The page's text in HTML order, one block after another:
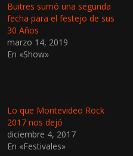
Buitres sumó una segunda
fecha para el festejo de sus
30 Años
marzo 14, 2019
En «Show»
Lo que Montevideo Rock
2017 nos dejó
diciembre 4, 2017
En «Festivales»